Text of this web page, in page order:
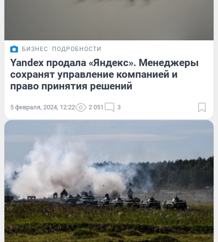
БИЗНЕС ПОДРОБНОСТИ
Yandex продала «Яндекс». Менеджеры
сохранят управление компанией и
право принятия решений
5 февраля, 2024, 12:22 2 051 3